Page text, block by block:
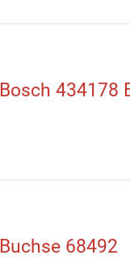
Bosch 434178
Buchse 68492